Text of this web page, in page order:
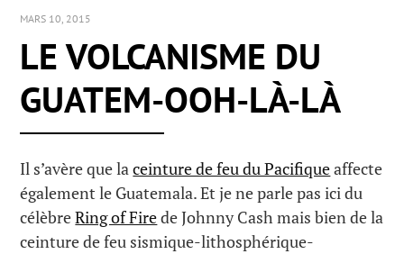
MARS 10, 2015
LE VOLCANISME DU
GUATEM-OOH-LÀ-LÀ
Il s’avère que laceinture de feu du Pacifiqueaffecte
également le Guatemala. Et je ne parle pas ici du
célèbreRing of Firede Johnny Cash mais bien de la
ceinture de feu sismique-lithosphérique-